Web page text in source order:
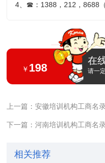
4、 ☎ ：1388，212，8688
￥ 198
在
请一
上一篇：安徽培训机构工商名
下一篇：河南培训机构工商名
相关推荐